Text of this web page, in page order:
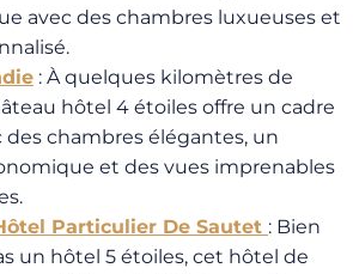
avec des chambres luxueuses et
: À quelques kilomètres de
hôtel 4 étoiles offre un cadre
chambres élégantes, un
et des vues imprenables
Particulier De Sautet : Bien
un hôtel 5 étoiles, cet hôtel de